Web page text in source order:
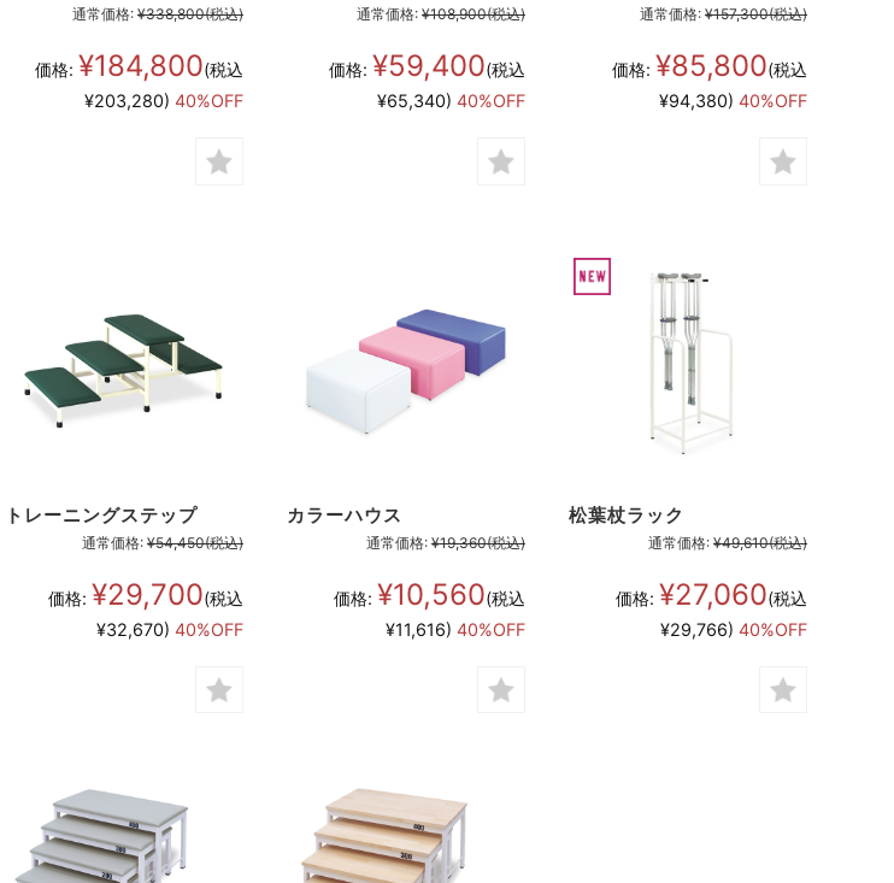
通常価格: ¥338,800(税込)
価格: ¥184,800(税込
¥203,280) 40%OFF
通常価格: ¥108,900(税込)
価格: ¥59,400(税込
¥65,340) 40%OFF
通常価格: ¥157,300(税込)
価格: ¥85,800(税込
¥94,380) 40%OFF
トレーニングステップ
通常価格: ¥54,450(税込)
価格: ¥29,700(税込
¥32,670) 40%OFF
カラーハウス
通常価格: ¥19,360(税込)
価格: ¥10,560(税込
¥11,616) 40%OFF
松葉杖ラック
通常価格: ¥49,610(税込)
価格: ¥27,060(税込
¥29,766) 40%OFF